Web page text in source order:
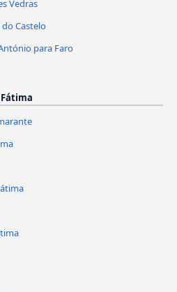
Vedras
Castelo
para Faro